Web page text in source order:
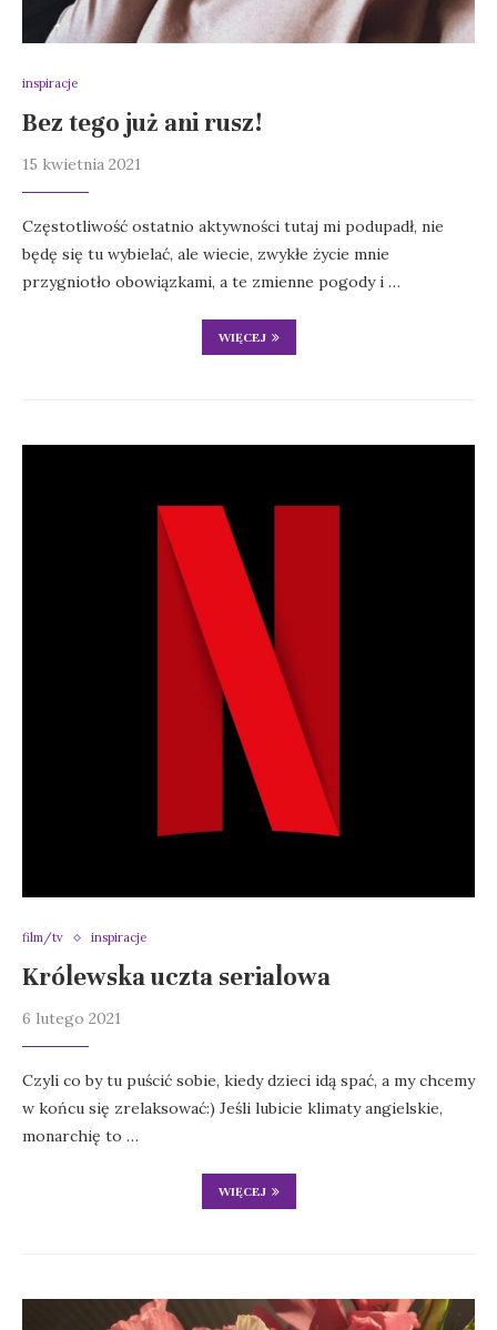
inspiracje
Bez tego już ani rusz!
15 kwietnia 2021
Częstotliwość ostatnio aktywności tutaj mi podupadł, nie
będę się tu wybielać, ale wiecie, zwykłe życie mnie
przygniotło obowiązkami, a te zmienne pogody i …
WIĘCEJ
film/tv inspiracje
Królewska uczta serialowa
6 lutego 2021
Czyli co by tu puścić sobie, kiedy dzieci idą spać, a my chcemy
w końcu się zrelaksować:) Jeśli lubicie klimaty angielskie,
monarchię to …
WIĘCEJ